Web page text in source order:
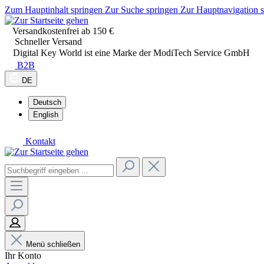
Zum Hauptinhalt springen Zur Suche springen Zur Hauptnavigation
Versandkostenfrei ab 150 €
Schneller Versand
Digital Key World ist eine Marke der ModiTech Service GmbH
B2B
DE
Deutsch
English
Kontakt
Menü schließen
Ihr Konto